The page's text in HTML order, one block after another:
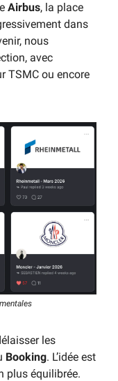
Airbus, la place
dans
nous
avec
TSMC ou encore
les
Booking. L’idée est
plus équilibrée.